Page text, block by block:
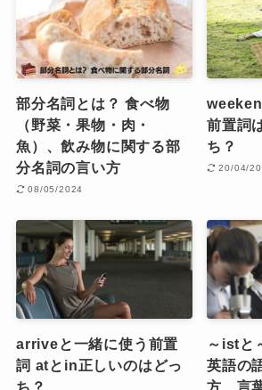
部分名詞とは？ 食べ物
（野菜・果物・肉・
魚）、飲み物に関する部
分名詞の言い方
08/05/2024
前置詞
ち？
20/04/
arriveと一緒に使う前置
詞 atとin正しいのはどっ
～istと
英語の